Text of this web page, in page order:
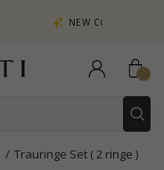
NEW COLLECTION | AURA
Trauringe Set ( 2 ringe )